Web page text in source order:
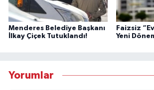
Menderes Belediye Başkanı
İlkay Çiçek Tutuklandı!
Faizsiz
Yeni
Yorumlar